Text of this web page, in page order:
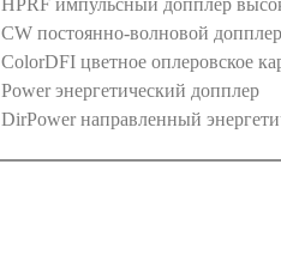
CW постоянно-волновой
ColorDFI цветное оплеровское
Power энергетический допплер
DirPower направленный